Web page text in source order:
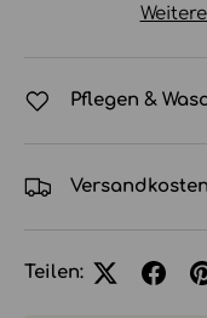
Pflegen &
Versandkosten
Teilen: